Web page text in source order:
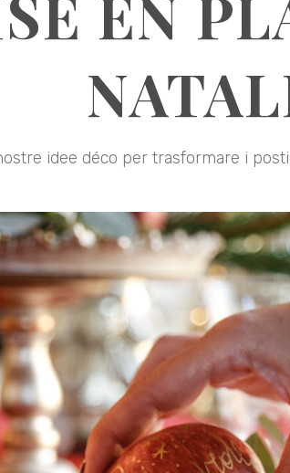
idee déco per trasformare i